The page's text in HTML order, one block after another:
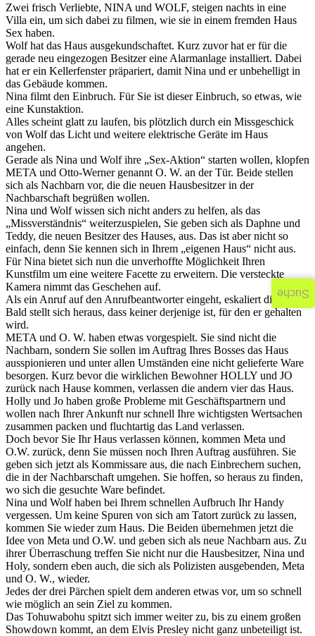
Zwei frisch Verliebte, NINA und WOLF, steigen nachts in eine
Villa ein, um sich dabei zu filmen, wie sie in einem fremden Haus
Sex haben.
Wolf hat das Haus ausgekundschaftet. Kurz zuvor hat er für die
gerade neu eingezogen Besitzer eine Alarmanlage installiert. Dabei
hat er ein Kellerfenster präpariert, damit Nina und er unbehelligt in
das Gebäude kommen.
Nina filmt den Einbruch. Für Sie ist dieser Einbruch, so etwas, wie
eine Kunstaktion.
Alles scheint glatt zu laufen, bis plötzlich durch ein Missgeschick
von Wolf das Licht und weitere elektrische Geräte im Haus
angehen.
Gerade als Nina und Wolf ihre „Sex-Aktion“ starten wollen, klopfen
META und Otto-Werner genannt O. W. an der Tür. Beide stellen
sich als Nachbarn vor, die die neuen Hausbesitzer in der
Nachbarschaft begrüßen wollen.
Nina und Wolf wissen sich nicht anders zu helfen, als das
„Missverständnis“ weiterzuspielen, Sie geben sich als Daphne und
Teddy, die neuen Besitzer des Hauses, aus. Das ist aber nicht so
einfach, denn Sie kennen sich in Ihrem „eigenen Haus“ nicht aus.
Für Nina bietet sich nun die unverhoffte Möglichkeit Ihren
Kunstfilm um eine weitere Facette zu erweitern. Die versteckte
Kamera nimmt das Geschehen auf.
Als ein Anruf auf den Anrufbeantworter eingeht, eskaliert die Lage.
Bald stellt sich heraus, dass keiner derjenige ist, für den er gehalten
wird.
META und O. W. haben etwas vorgespielt. Sie sind nicht die
Nachbarn, sondern Sie sollen im Auftrag Ihres Bosses das Haus
ausspionieren und unter allen Umständen eine nicht gelieferte Ware
besorgen. Kurz bevor die wirklichen Bewohner HOLLY und JO
zurück nach Hause kommen, verlassen die andern vier das Haus.
Holly und Jo haben große Probleme mit Geschäftspartnern und
wollen nach Ihrer Ankunft nur schnell Ihre wichtigsten Wertsachen
zusammen packen und fluchtartig das Land verlassen.
Doch bevor Sie Ihr Haus verlassen können, kommen Meta und
O.W. zurück, denn Sie müssen noch Ihren Auftrag ausführen. Sie
geben sich jetzt als Kommissare aus, die nach Einbrechern suchen,
die in der Nachbarschaft umgehen. Sie hoffen, so heraus zu finden,
wo sich die gesuchte Ware befindet.
Nina und Wolf haben bei Ihrem schnellen Aufbruch Ihr Handy
vergessen. Um keine Spuren von sich am Tatort zurück zu lassen,
kommen Sie wieder zum Haus. Die Beiden übernehmen jetzt die
Idee von Meta und O.W. und geben sich als neue Nachbarn aus. Zu
ihrer Überraschung treffen Sie nicht nur die Hausbesitzer, Nina und
Holy, sondern eben auch, die sich als Polizisten ausgebenden, Meta
und O. W., wieder.
Jedes der drei Pärchen spielt dem anderen etwas vor, um so schnell
wie möglich an sein Ziel zu kommen.
Das Tohuwabohu spitzt sich immer weiter zu, bis zu einem großen
Showdown kommt, an dem Elvis Presley nicht ganz unbeteiligt ist.
Suche